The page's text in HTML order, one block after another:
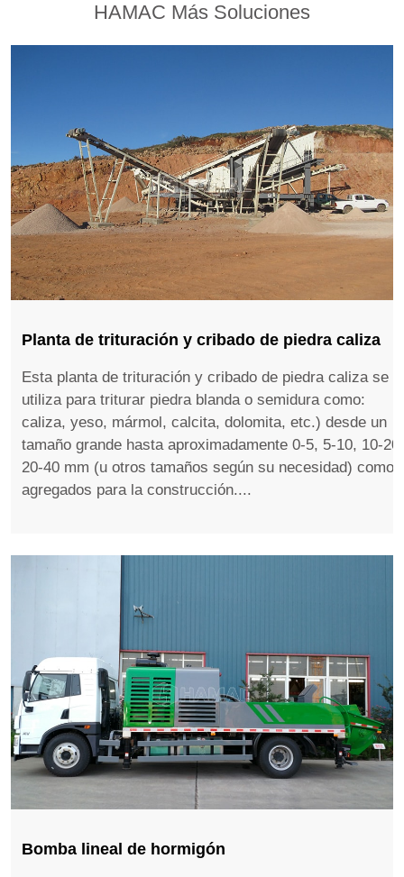
HAMAC Más Soluciones
Planta de trituración y cribado de piedra caliza
Esta planta de trituración y cribado de piedra caliza se
utiliza para triturar piedra blanda o semidura como:
caliza, yeso, mármol, calcita, dolomita, etc.) desde un
tamaño grande hasta aproximadamente 0-5, 5-10, 10-20,
20-40 mm (u otros tamaños según su necesidad) como
agregados para la construcción....
Bomba lineal de hormigón